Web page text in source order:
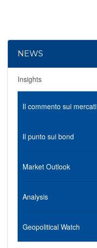
NEWS
Insights
Il commento sui mercati
Il punto sui bond
Market Outlook
Analysis
Geopolitical Watch